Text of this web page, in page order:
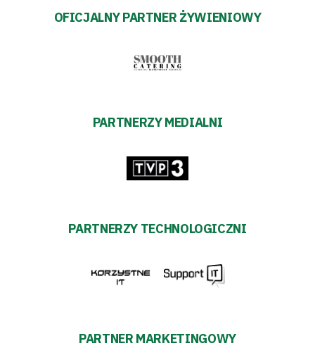
OFICJALNY PARTNER ŻYWIENIOWY
PARTNERZY MEDIALNI
PARTNERZY TECHNOLOGICZNI
PARTNER MARKETINGOWY